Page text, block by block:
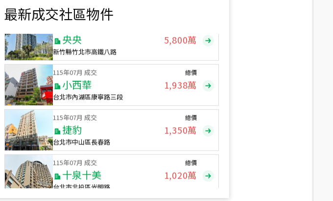
最新成交社區物件
115年07月 成交
新竹縣竹北市高鐵八路
115年07月 成交
小西華
台北市內湖區康寧路三段
總價
1,938萬
115年07月 成交
捷豹
台北市中山區長春路
總價
1,350萬
115年07月 成交
十泉十美
台北市北投區光明路
總價
1,020萬